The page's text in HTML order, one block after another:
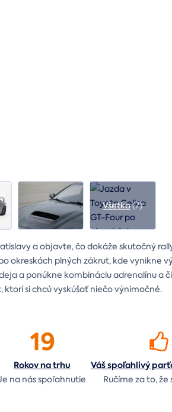
Všetko(7)
a objavte, čo dokáže skutočný
okreskách plných zákrut, kde vynikne
a ponúkne kombináciu adrenalínu a
si chcú vyskúšať niečo výnimočné.
19
Rokov natrhu
na násspoľahnutie
Váš spoľahlivý
Ručíme za to,že